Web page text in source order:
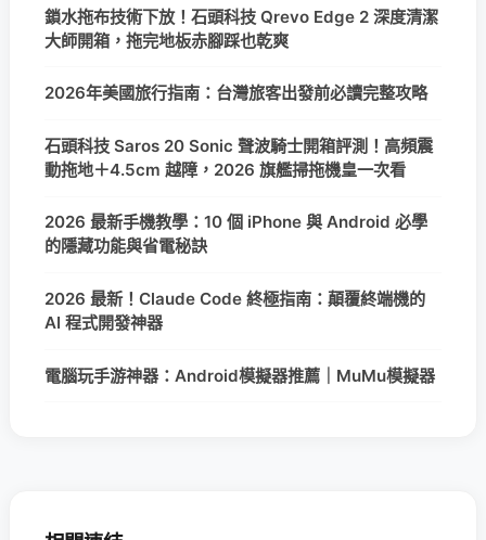
鎖水拖布技術下放！石頭科技 Qrevo Edge 2 深度清潔
大師開箱，拖完地板赤腳踩也乾爽
2026年美國旅行指南：台灣旅客出發前必讀完整攻略
石頭科技 Saros 20 Sonic 聲波騎士開箱評測！高頻震
動拖地＋4.5cm 越障，2026 旗艦掃拖機皇一次看
2026 最新手機教學：10 個 iPhone 與 Android 必學
的隱藏功能與省電秘訣
2026 最新！Claude Code 終極指南：顛覆終端機的
AI 程式開發神器
電腦玩手游神器：Android模擬器推薦｜MuMu模擬器